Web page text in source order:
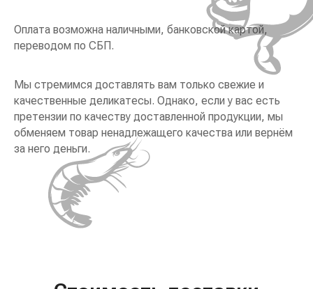
Оплата возможна наличными, банковской картой,
переводом по СБП.
Мы стремимся доставлять вам только свежие и
качественные деликатесы. Однако, если у вас есть
претензии по качеству доставленной продукции, мы
обменяем товар ненадлежащего качества или вернём
за него деньги.